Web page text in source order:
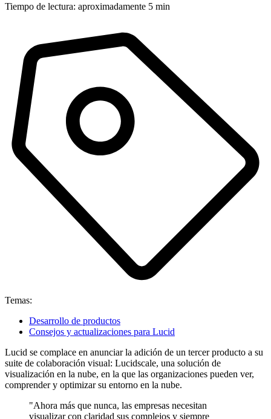
Tiempo de lectura: aproximadamente 5 min
Temas:
Desarrollo de productos
Consejos y actualizaciones para Lucid
Lucid se complace en anunciar la adición de un tercer producto a su
suite de colaboración visual: Lucidscale, una solución de
visualización en la nube, en la que las organizaciones pueden ver,
comprender y optimizar su entorno en la nube.
"Ahora más que nunca, las empresas necesitan
visualizar con claridad sus complejos y siempre